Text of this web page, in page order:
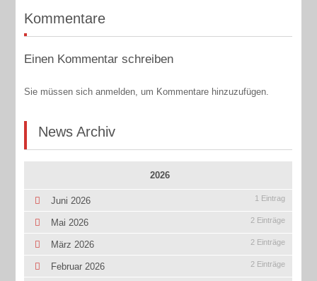
Kommentare
Einen Kommentar schreiben
Sie müssen sich anmelden, um Kommentare hinzuzufügen.
News Archiv
2026
Juni 2026 1 Eintrag
Mai 2026 2 Einträge
März 2026 2 Einträge
Februar 2026 2 Einträge